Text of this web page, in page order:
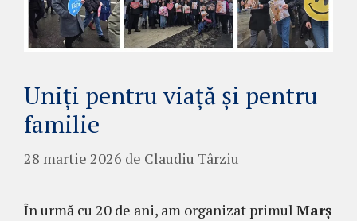
Uniți pentru viață și pentru
familie
28 martie 2026 de Claudiu Târziu
În urmă cu 20 de ani, am organizat primul Marș